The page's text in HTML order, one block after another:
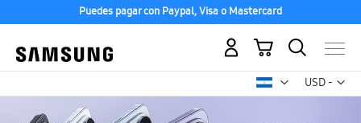
Puedes pagar con Paypal, Visa o Mastercard
USD -
dólar
Mi carrito